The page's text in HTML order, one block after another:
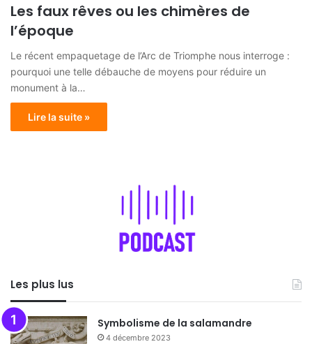
Les faux rêves ou les chimères de
l’époque
Le récent empaquetage de l’Arc de Triomphe nous interroge :
pourquoi une telle débauche de moyens pour réduire un
monument à la…
Lire la suite »
Les plus lus
Symbolisme de la salamandre
4 décembre 2023